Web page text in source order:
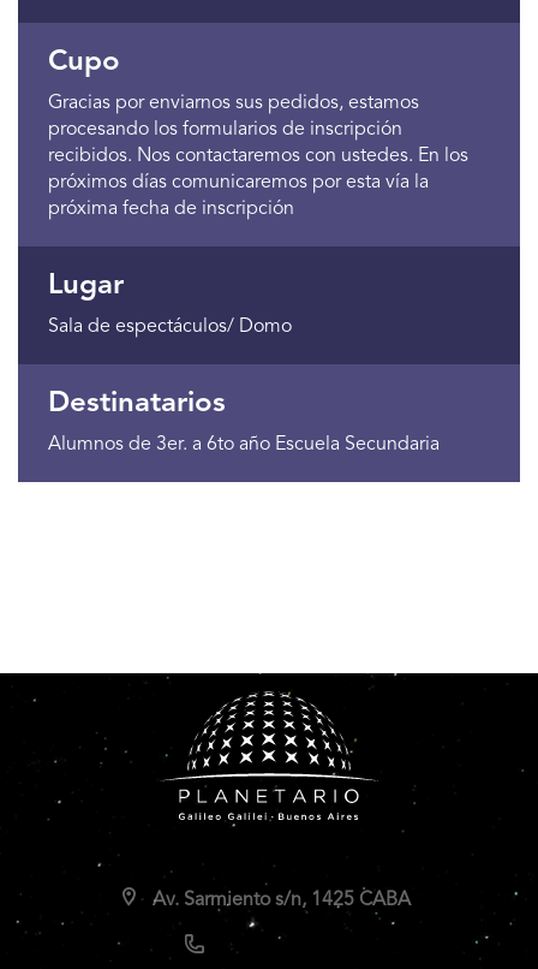
Cupo
Gracias por enviarnos sus pedidos, estamos
procesando los formularios de inscripción
recibidos. Nos contactaremos con ustedes. En los
próximos días comunicaremos por esta vía la
próxima fecha de inscripción
Lugar
Sala de espectáculos/ Domo
Destinatarios
Alumnos de 3er. a 6to año Escuela Secundaria
Av. Sarmiento s/n, 1425 CABA